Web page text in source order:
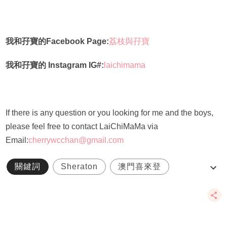
我和孖寶的Facebook Page:荔枝與孖寶
我和孖寶的 Instagram IG#: laichimama
If there is any question or you looking for me and the boys,
please feel free to contact LaiChiMaMa via
Email:cherrywcchan@gmail.com
關鍵詞 Sheraton 澳門喜來登